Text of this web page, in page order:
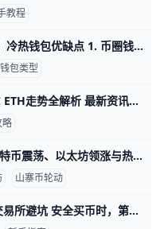
教程
币圈钱包类型全解析：冷热钱包优缺点 1. 币圈钱包是什么 币圈钱包是用来管理加密资产私钥的工具，不是单纯“存币”的地方。钱包本身不直接保存币，真正决定你能不能动用资产的，是私钥和助记词。只要私钥还在，你就能控制对应链上的资产；如果私钥丢失，资产往往也就无法找回。
钱包类型
欧亿交易所最新暴涨！BTC ETH走势全解析 最新资讯：欧亿交易所市场动态与走势解读 欧亿交易所是全球热门的加密货币平台，每天交易量超过100亿美元，用户超过5000万。最近一周，平台新增了5种热门币种上线，比如SOL和TON，总市值达到2.8万亿美元，比上月增长3.2%。举例来说，BTC/USDT交易对24小时成交15亿美元，平均每秒处理5000笔订单，让交易更顺畅。
略
币圈最新动态：比特币震荡、以太坊领涨与热门山寨币轮动 近期加密货币市场热度持续上升，比特币和以太坊在监管政策和现货ETF的推动下整体走势偏强，而山寨币板块则出现明显分化。数据显示，截至2026年初，比特币市值依然占整个加密市场的50%以上，以太坊则在30%左右，其余市值被大量山寨币分割。 这意味着，真正推动市场上涨的主力还是BTC和ETH，山寨币更多是“跟涨”或“局部爆发”。
山寨币轮动
安全买币指南：选交易所避坑 安全买币时，第一步是选对交易所，因为平台安全直接影响资金能否顺利买入、卖出和提现吗。一个更稳妥的做法，是优先选择知名度高、运营时间长、用户量大、风控较成熟的平台，例如主流交易所通常会提供双重验证、资产保护和基础风控功能，这些都比只看低手续费更重要。